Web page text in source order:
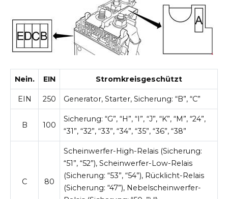
Nein. EIN Stromkreisgeschützt
EIN 250 Generator, Starter, Sicherung: “B”, “C”
B 100
Sicherung: “G”, “H”, “I”, “J”, “K”, “M”, “24”,
“31”, “32”, “33”, “34”, “35”, “36”, “38”
C 80
Scheinwerfer-High-Relais (Sicherung:
“51”, “52”), Scheinwerfer-Low-Relais
(Sicherung: “53”, “54”), Rücklicht-Relais
(Sicherung: “47”), Nebelscheinwerfer-